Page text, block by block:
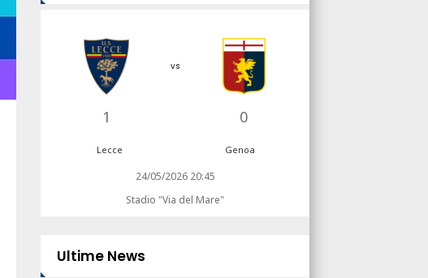
1
vs
0
Lecce Genoa
24/05/2026 20:45
Stadio "Via del Mare"
Ultime News